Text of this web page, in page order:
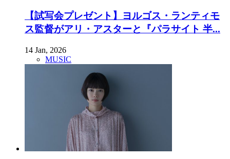
【試写会プレゼント】ヨルゴス・ランティモ
ス監督がアリ・アスターと『パラサイト 半...
14 Jan, 2026
MUSIC